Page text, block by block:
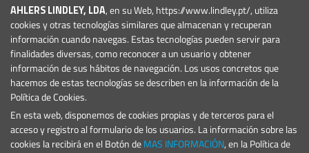
AHLERS LINDLEY, LDA, en su Web, https://www.lindley.pt/, utiliza
cookies y otras tecnologías similares que almacenan y recuperan
información cuando navegas. Estas tecnologías pueden servir para
finalidades diversas, como reconocer a un usuario y obtener
información de sus hábitos de navegación. Los usos concretos que
hacemos de estas tecnologías se describen en la información de la
Política de Cookies.
En esta web, disponemos de cookies propias y de terceros para el
acceso y registro al formulario de los usuarios. La información sobre las
cookies la recibirá en el Botón deMAS INFORMACIÓN, en la Política de
COMPAÑÍA
Quiénes Somos
Noticias
Eventos
Proyectos
Condiciones Generales
PRODUCTOS
Marinas y Puertos Deportivos
Señales Marítimas